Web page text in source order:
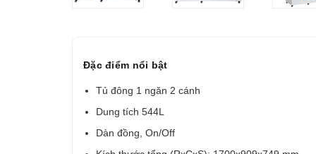
Đặc điểm nổi bật
Tủ đông 1 ngăn 2 cánh
Dung tích 544L
Dàn đồng, On/Off